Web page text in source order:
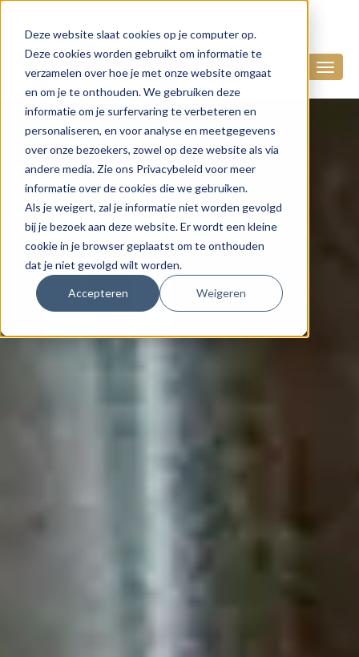
Deze website slaat cookies op je computer op.
Deze cookies worden gebruikt om informatie te
verzamelen over hoe je met onze website omgaat
en om je te onthouden. We gebruiken deze
informatie om je surfervaring te verbeteren en
personaliseren, en voor analyse en meetgegevens
over onze bezoekers, zowel op deze website als via
andere media. Zie ons Privacybeleid voor meer
informatie over de cookies die we gebruiken.
Als je weigert, zal je informatie niet worden gevolgd
bij je bezoek aan deze website. Er wordt een kleine
cookie in je browser geplaatst om te onthouden
dat je niet gevolgd wilt worden.
Accepteren Weigeren